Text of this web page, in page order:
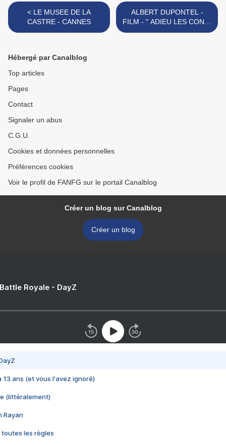
< LE MUSEE DE LA
CASTRE - CANNES
ALBERT DUPONTEL -
FILM - " ADIEU LES CONS"
-2020 - >
Hébergé par Canalblog
Top articles
Pages
Contact
Signaler un abus
C.G.U.
Cookies et données personnelles
Préférences cookies
Voir le profil de FANFG sur le portail Canalblog
Créer un blog sur Canalblog
Créer un blog
Royale - DayZ
13 ans (et vous l'avez ignoré)
(littéralement)
Rayan
toutes les règles